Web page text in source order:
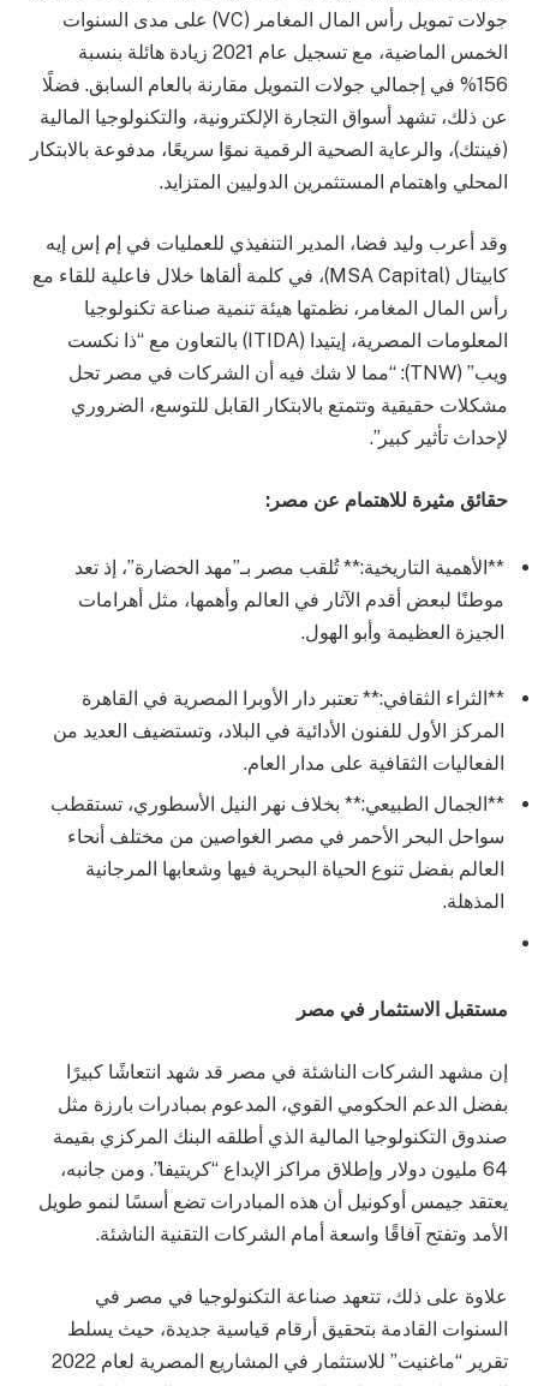
جولات تمويل رأس المال المغامر (VC) على مدى السنوات
الخمس الماضية، مع تسجيل عام 2021 زيادة هائلة بنسبة
156% في إجمالي جولات التمويل مقارنة بالعام السابق. فضلًا
عن ذلك، تشهد أسواق التجارة الإلكترونية، والتكنولوجيا المالية
(فينتك)، والرعاية الصحية الرقمية نموًا سريعًا، مدفوعة بالابتكار
المحلي واهتمام المستثمرين الدوليين المتزايد.
وقد أعرب وليد فضا، المدير التنفيذي للعمليات في إم إس إيه
كابيتال (MSA Capital)، في كلمة ألقاها خلال فاعلية للقاء مع
رأس المال المغامر، نظمتها هيئة تنمية صناعة تكنولوجيا
المعلومات المصرية، إيتيدا (ITIDA) بالتعاون مع “ذا نكست
ويب” (TNW): “مما لا شك فيه أن الشركات في مصر تحل
مشكلات حقيقية وتتمتع بالابتكار القابل للتوسع، الضروري
لإحداث تأثير كبير”.
حقائق مثيرة للاهتمام عن مصر:
**الأهمية التاريخية:** تُلقب مصر بـ”مهد الحضارة”، إذ تعد
موطنًا لبعض أقدم الآثار في العالم وأهمها، مثل أهرامات
الجيزة العظيمة وأبو الهول.
**الثراء الثقافي:** تعتبر دار الأوبرا المصرية في القاهرة
المركز الأول للفنون الأدائية في البلاد، وتستضيف العديد من
الفعاليات الثقافية على مدار العام.
**الجمال الطبيعي:** بخلاف نهر النيل الأسطوري، تستقطب
سواحل البحر الأحمر في مصر الغواصين من مختلف أنحاء
العالم بفضل تنوع الحياة البحرية فيها وشعابها المرجانية
المذهلة.
مستقبل الاستثمار في مصر
إن مشهد الشركات الناشئة في مصر قد شهد انتعاشًا كبيرًا
بفضل الدعم الحكومي القوي، المدعوم بمبادرات بارزة مثل
صندوق التكنولوجيا المالية الذي أطلقه البنك المركزي بقيمة
64 مليون دولار وإطلاق مراكز الإبداع “كريتيفا”. ومن جانبه،
يعتقد جيمس أوكونيل أن هذه المبادرات تضع أسسًا لنمو طويل
الأمد وتفتح آفاقًا واسعة أمام الشركات التقنية الناشئة.
علاوة على ذلك، تتعهد صناعة التكنولوجيا في مصر في
السنوات القادمة بتحقيق أرقام قياسية جديدة، حيث يسلط
تقرير “ماغنيت” للاستثمار في المشاريع المصرية لعام 2022